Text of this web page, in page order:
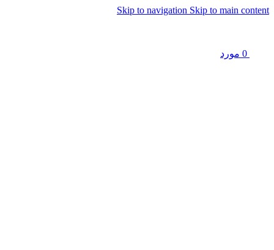
Skip to navigation Skip to main content
0 مورد